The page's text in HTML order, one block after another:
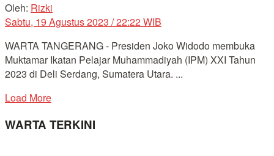
Oleh: Rizki
Sabtu, 19 Agustus 2023 / 22:22 WIB
WARTA TANGERANG - Presiden Joko Widodo membuka
Muktamar Ikatan Pelajar Muhammadiyah (IPM) XXI Tahun
2023 di Deli Serdang, Sumatera Utara. ...
Load More
WARTA TERKINI